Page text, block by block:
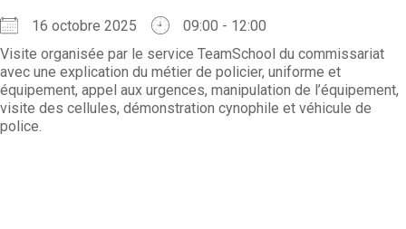
16 octobre 2025
09:00 - 12:00
Visite organisée par le service TeamSchool du commissariat
avec une explication du métier de policier, uniforme et
équipement, appel aux urgences, manipulation de l’équipement,
visite des cellules, démonstration cynophile et véhicule de
police.